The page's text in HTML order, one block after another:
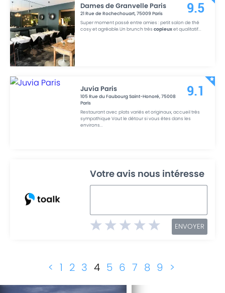
Dames de Granvelle Paris
21 Rue de Rochechouart,75009 Paris
Super moment passé entre amies : petit salon de thé
cosy et agréable.Un brunch trèscopieuxet qualitatif...
9.5
Juvia Paris
105 Rue du Faubourg Saint-Honoré,75008
Paris
Restaurant avec plats variés et originaux, accueil très
sympathique Vaut le détour si vous êtes dans les
environs...
9.1
Votre avis nous intéresse
ENVOYER
< 1 2 3 4 5 6 7 8 9 >